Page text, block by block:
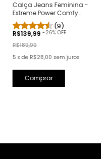
Calça Jeans Feminina -
Extreme Power Comfy
Branca
(9)
R$139,99 -26% OFF
R$189,99
5 xde R$28,00 sem juros
Comprar